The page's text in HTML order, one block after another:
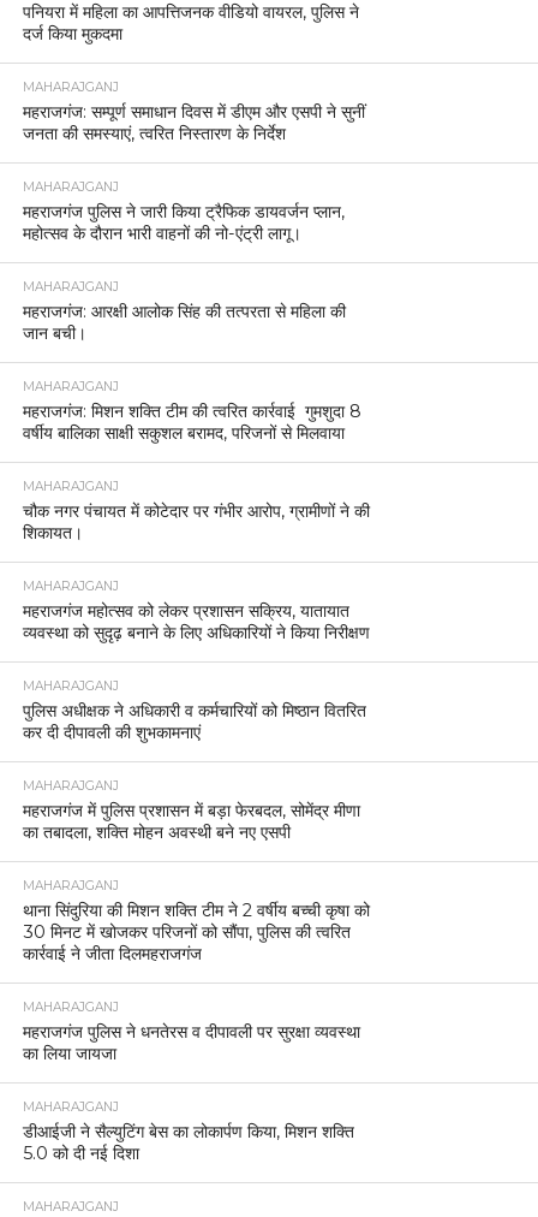
पनियरा में महिला का आपत्तिजनक वीडियो वायरल, पुलिस ने
दर्ज किया मुकदमा
MAHARAJGANJ
महराजगंज: सम्पूर्ण समाधान दिवस में डीएम और एसपी ने सुनीं
जनता की समस्याएं, त्वरित निस्तारण के निर्देश
MAHARAJGANJ
महराजगंज पुलिस ने जारी किया ट्रैफिक डायवर्जन प्लान,
महोत्सव के दौरान भारी वाहनों की नो-एंट्री लागू।
MAHARAJGANJ
महराजगंज: आरक्षी आलोक सिंह की तत्परता से महिला की
जान बची।
MAHARAJGANJ
महराजगंज: मिशन शक्ति टीम की त्वरित कार्रवाई गुमशुदा 8
वर्षीय बालिका साक्षी सकुशल बरामद, परिजनों से मिलवाया
MAHARAJGANJ
चौक नगर पंचायत में कोटेदार पर गंभीर आरोप, ग्रामीणों ने की
शिकायत।
MAHARAJGANJ
महराजगंज महोत्सव को लेकर प्रशासन सक्रिय, यातायात
व्यवस्था को सुदृढ़ बनाने के लिए अधिकारियों ने किया निरीक्षण
MAHARAJGANJ
पुलिस अधीक्षक ने अधिकारी व कर्मचारियों को मिष्ठान वितरित
कर दी दीपावली की शुभकामनाएं
MAHARAJGANJ
महराजगंज में पुलिस प्रशासन में बड़ा फेरबदल, सोमेंद्र मीणा
का तबादला, शक्ति मोहन अवस्थी बने नए एसपी
MAHARAJGANJ
थाना सिंदुरिया की मिशन शक्ति टीम ने 2 वर्षीय बच्ची कृषा को
30 मिनट में खोजकर परिजनों को सौंपा, पुलिस की त्वरित
कार्रवाई ने जीता दिलमहराजगंज
MAHARAJGANJ
महराजगंज पुलिस ने धनतेरस व दीपावली पर सुरक्षा व्यवस्था
का लिया जायजा
MAHARAJGANJ
डीआईजी ने सैल्युटिंग बेस का लोकार्पण किया, मिशन शक्ति
5.0 को दी नई दिशा
MAHARAJGANJ